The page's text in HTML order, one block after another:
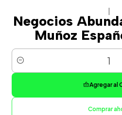
Negocios
Muñoz
Cantidad
Agregar al
Comprar